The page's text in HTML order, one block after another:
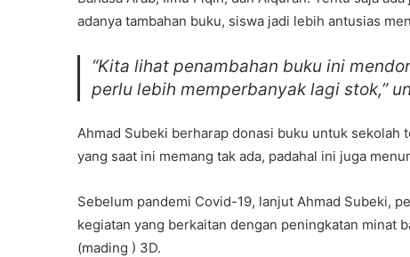
adanya tambahan buku, siswa jadi lebih antusias
“Kita lihat penambahan buku ini
perlu lebih memperbanyak lagi stok,”
Ahmad Subeki berharap donasi buku untuk sekolah
yang saat ini memang tak ada, padahal ini juga
Sebelum pandemi Covid-19, lanjut Ahmad Subeki,
kegiatan yang berkaitan dengan peningkatan minat
(mading ) 3D.